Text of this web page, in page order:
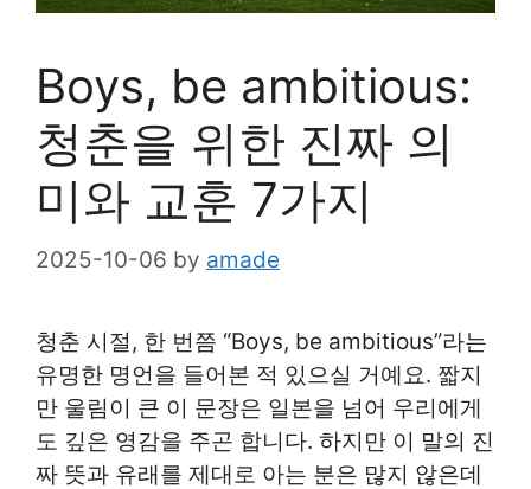
Boys, be ambitious:
청춘을 위한 진짜 의
미와 교훈 7가지
2025-10-06 by amade
청춘 시절, 한 번쯤 “Boys, be ambitious”라는
유명한 명언을 들어본 적 있으실 거예요. 짧지
만 울림이 큰 이 문장은 일본을 넘어 우리에게
도 깊은 영감을 주곤 합니다. 하지만 이 말의 진
짜 뜻과 유래를 제대로 아는 분은 많지 않은데